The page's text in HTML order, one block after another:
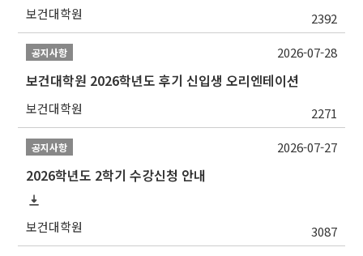
보건대학원 2392
공지사항
보건대학원 2026학년도 후기 신입생 오리엔테이션
보건대학원 2271
2026-07-28
공지사항
2026학년도 2학기 수강신청 안내
보건대학원 3087
2026-07-27